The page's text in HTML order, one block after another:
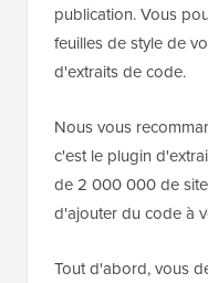
publication. Vous
feuilles de style de
d'extraits de code.
Nous vous
c'est le plugin
de 2 000 000 de
d'ajouter du code à
Tout d'abord, vous